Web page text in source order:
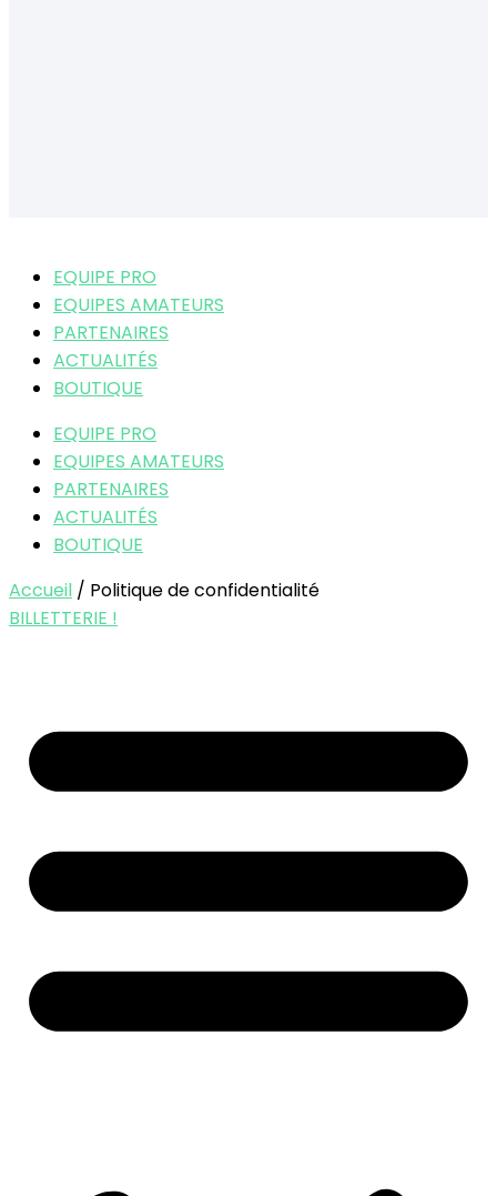
EQUIPE PRO
EQUIPES AMATEURS
PARTENAIRES
ACTUALITÉS
BOUTIQUE
EQUIPE PRO
EQUIPES AMATEURS
PARTENAIRES
ACTUALITÉS
BOUTIQUE
Accueil / Politique de confidentialité
BILLETTERIE !